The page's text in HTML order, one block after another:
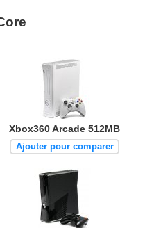
Xbox360 Arcade 512MB
Ajouter pour comparer